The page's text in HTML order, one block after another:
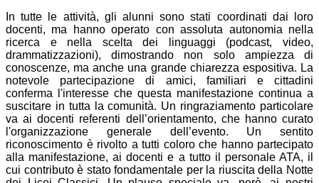
In tutte le attività, gli alunni sono stati coordinati dai loro
docenti, ma hanno operato con assoluta autonomia nella
ricerca e nella scelta dei linguaggi (podcast, video,
drammatizzazioni), dimostrando non solo ampiezza di
conoscenze, ma anche una grande chiarezza espositiva. La
notevole partecipazione di amici, familiari e cittadini
conferma l'interesse che questa manifestazione continua a
suscitare in tutta la comunità. Un ringraziamento particolare
va ai docenti referenti dell’orientamento, che hanno curato
l'organizzazione generale dell’evento. Un sentito
riconoscimento è rivolto a tutti coloro che hanno partecipato
alla manifestazione, ai docenti e a tutto il personale ATA, il
cui contributo è stato fondamentale per la riuscita della Notte